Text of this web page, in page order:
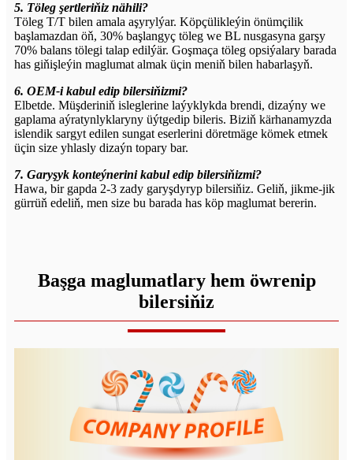
5. Töleg şertleriňiz nähili?
Töleg T/T bilen amala aşyrylýar. Köpçülikleýin önümçilik
başlamazdan öň, 30% başlangyç töleg we BL nusgasyna garşy
70% balans tölegi talap edilýär. Goşmaça töleg opsiýalary barada
has giňişleýin maglumat almak üçin meniň bilen habarlaşyň.
6. OEM-i kabul edip bilersiňizmi?
Elbetde. Müşderiniň isleglerine laýyklykda brendi, dizaýny we
gaplama aýratynlyklaryny üýtgedip bileris. Biziň kärhanamyzda
islendik sargyt edilen sungat eserlerini döretmäge kömek etmek
üçin size yhlasly dizaýn topary bar.
7. Garyşyk konteýnerini kabul edip bilersiňizmi?
Hawa, bir gapda 2-3 zady garyşdyryp bilersiňiz. Geliň, jikme-jik
gürrüň edeliň, men size bu barada has köp maglumat bererin.
Başga maglumatlary hem öwrenip
bilersiňiz